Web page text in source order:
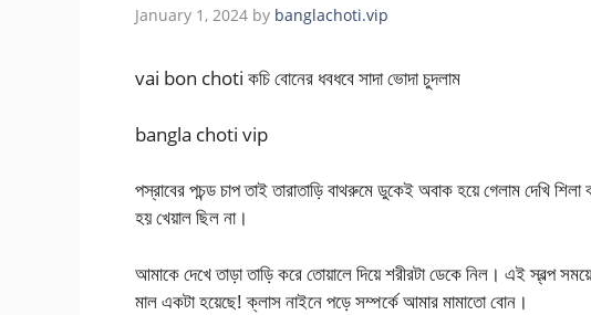
January 1, 2024 by banglachoti.vip
vai bon choti কচি বোনের ধবধবে সাদা ভোদা চুদলাম
bangla choti vip
পস্রাবের পচন্ড চাপ তাই তারাতাড়ি বাথরুমে ডুকেই অবাক হয়ে গেলাম দেখি
হয় খেয়াল ছিল না।
আমাকে দেখে তাড়া তাড়ি করে তোয়ালে দিয়ে শরীরটা ডেকে নিল। এই স্বল্প
মাল একটা হয়েছে! ক্লাস নাইনে পড়ে সম্পর্কে আমার মামাতো বোন।